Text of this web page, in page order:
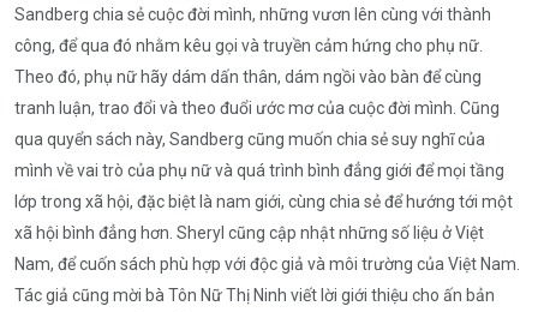
Sandberg chia sẻ cuộc đời mình, những vươn lên cùng với thành
công, để qua đó nhằm kêu gọi và truyền cảm hứng cho phụ nữ.
Theo đó, phụ nữ hãy dám dấn thân, dám ngồi vào bàn để cùng
tranh luận, trao đổi và theo đuổi ước mơ của cuộc đời mình. Cũng
qua quyển sách này, Sandberg cũng muốn chia sẻ suy nghĩ của
mình về vai trò của phụ nữ và quá trình bình đẳng giới để mọi tầng
lớp trong xã hội, đặc biệt là nam giới, cùng chia sẻ để hướng tới một
xã hội bình đẳng hơn. Sheryl cũng cập nhật những số liệu ở Việt
Nam, để cuốn sách phù hợp với độc giả và môi trường của Việt Nam.
Tác giả cũng mời bà Tôn Nữ Thị Ninh viết lời giới thiệu cho ấn bản